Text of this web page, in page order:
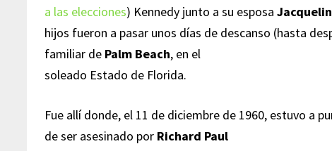
a las elecciones) Kennedy junto a su esposa
hijos fueron a pasar unos días de descanso (hasta
familiar de Palm Beach, en el
soleado Estado de Florida.
Fue allí donde, el 11 de diciembre de 1960, estuvo a
de ser asesinado por Richard Paul